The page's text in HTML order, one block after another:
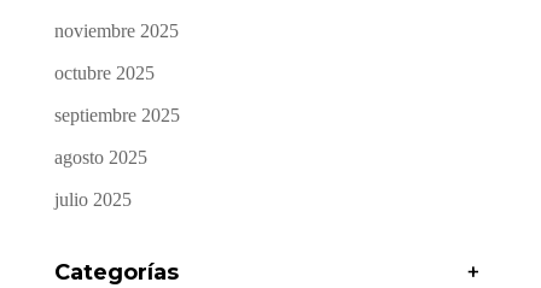
noviembre 2025
octubre 2025
septiembre 2025
agosto 2025
julio 2025
Categorías +